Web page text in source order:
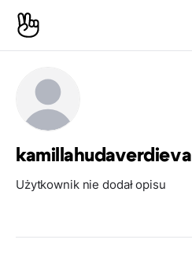
kamillahudaverdieva
Użytkownik nie dodał opisu